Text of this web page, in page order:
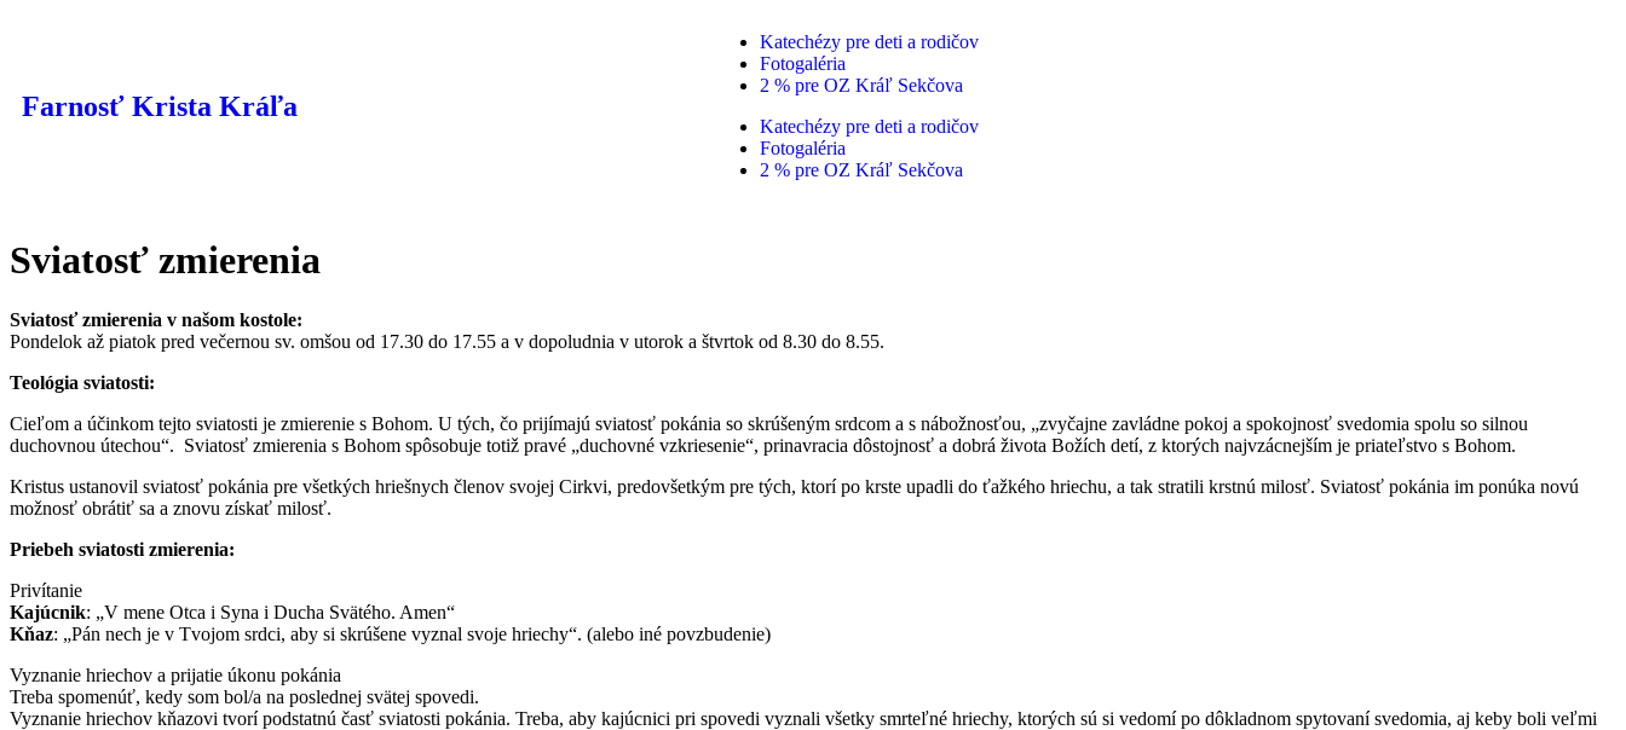
Farnosť Krista Kráľa
Katechézy pre deti a rodičov
Fotogaléria
2 % pre OZ Kráľ Sekčova
Katechézy pre deti a rodičov
Fotogaléria
2 % pre OZ Kráľ Sekčova
Sviatosť zmierenia
Sviatosť zmierenia v našom kostole:
Pondelok až piatok pred večernou sv. omšou od 17.30 do 17.55 a v dopoludnia v utorok a štvrtok od 8.30 do 8.55.
Teológia sviatosti:
Cieľom a účinkom tejto sviatosti je zmierenie s Bohom. U tých, čo prijímajú sviatosť pokánia so skrúšeným srdcom a s nábožnosťou, „zvyčajne zavládne pokoj a spokojnosť svedomia spolu so silnou
duchovnou útechou“. ­ Sviatosť zmierenia s Bohom spôsobuje totiž pravé „duchovné vzkriesenie“, prinavracia dôstojnosť a dobrá života Božích detí, z ktorých najvzácnejším je priateľstvo s Bohom.
Kristus ustanovil sviatosť pokánia pre všetkých hriešnych členov svojej Cirkvi, predovšetkým pre tých, ktorí po krste upadli do ťažkého hriechu, a tak stratili krstnú milosť. Sviatosť pokánia im ponúka novú
možnosť obrátiť sa a znovu získať milosť.
Priebeh sviatosti zmierenia:
Privítanie
Kajúcnik: „V mene Otca i Syna i Ducha Svätého. Amen“
Kňaz: „Pán nech je v Tvojom srdci, aby si skrúšene vyznal svoje hriechy“. (alebo iné povzbudenie)
Vyznanie hriechov a prijatie úkonu pokánia
Treba spomenúť, kedy som bol/a na poslednej svätej spovedi.
Vyznanie hriechov kňazovi tvorí podstatnú časť sviatosti pokánia. Treba, aby kajúcnici pri spovedi vyznali všetky smrteľné hriechy, ktorých sú si vedomí po dôkladnom spytovaní svedomia, aj keby boli veľmi